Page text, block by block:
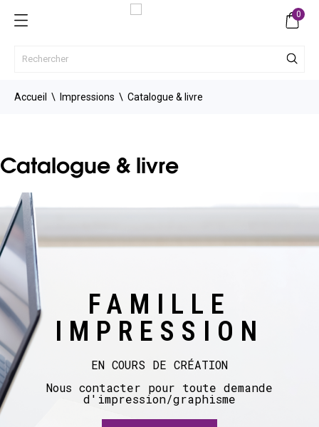
0
Accueil Impressions Catalogue & livre
Catalogue & livre
FAMILLE
IMPRESSION
EN COURS DE CRÉATION
Nous contacter pour toute demande
d'impression/graphisme